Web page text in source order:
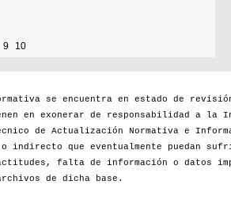
9 10
se encuentra en estado de
en exonerar de responsabilidad a la
de Actualización Normativa e
que eventualmente puedan
falta de información o datos
de dicha base.